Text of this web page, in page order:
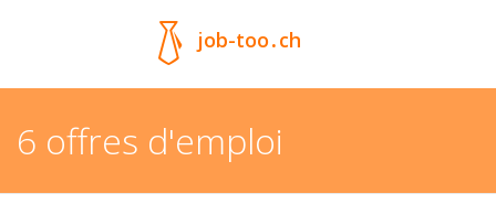
job-too.ch
6 offres d'emploi